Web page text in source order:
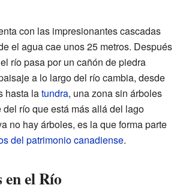
con las impresionantes cascadas
el agua cae unos 25 metros. Después
río pasa por un cañón de piedra
a lo largo del río cambia, desde
hasta latundra, una zona sin árboles
del río que está más allá del lago
no hay árboles, es la que forma parte
del patrimonio canadiense.
el Río